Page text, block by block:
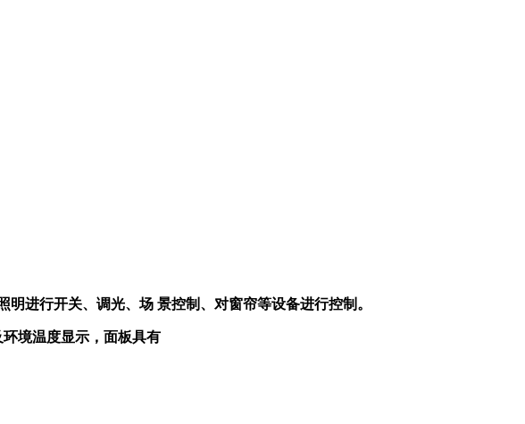
进行开关、调光、场 景控制、对窗帘等设备进行控制。
境温度显示，面板具有